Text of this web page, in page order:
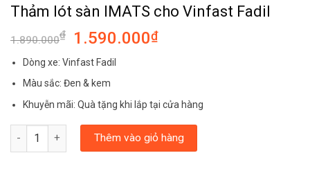
Thảm lót sàn IMATS cho Vinfast Fadil
1.890.000₫ 1.590.000₫
Dòng xe: Vinfast Fadil
Màu sắc: Đen & kem
Khuyễn mãi: Quà tặng khi lắp tại cửa hàng
Thảm lót sàn IMATS cho Vinfast Fadil số lượng
Thêm vào giỏ hàng